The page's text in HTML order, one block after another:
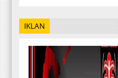
IKLAN